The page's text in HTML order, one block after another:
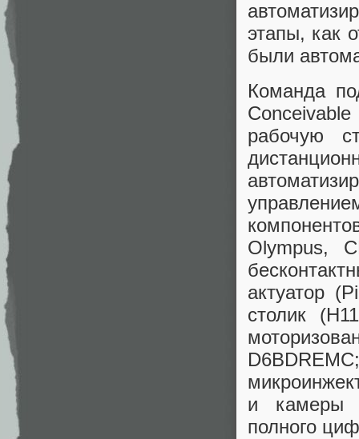
этапы, как
были
Команда
рабочую
Olympus,
актуатор
столик
и камеры
полного